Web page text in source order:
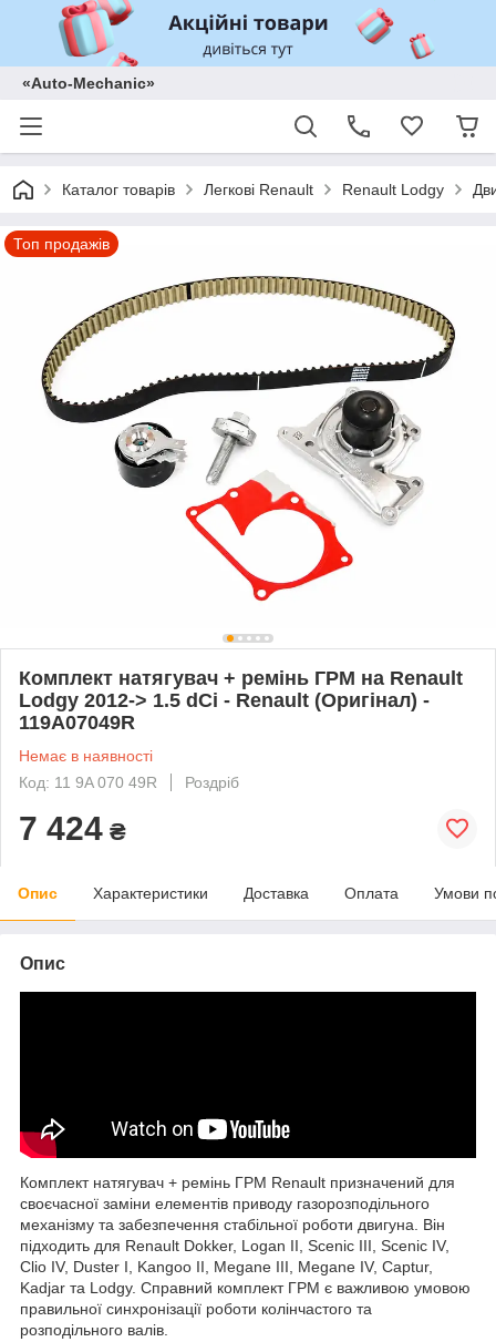
«Auto-Mechanic»
Каталог товарів Легкові Renault Renault Lodgy
Топ продажів
Комплект натягувач + ремінь ГРМ на Renault
Lodgy 2012-> 1.5 dCi - Renault (Оригінал) -
119A07049R
Немає в наявності
Код: 11 9A 070 49R
Роздріб
7 424 ₴
Опис Характеристики Доставка Оплата Умови
Опис
Комплект натягувач + ремінь ГРМ Renault призначений для
своєчасної заміни елементів приводу газорозподільного
механізму та забезпечення стабільної роботи двигуна. Він
підходить для Renault Dokker, Logan II, Scenic III, Scenic IV,
Clio IV, Duster I, Kangoo II, Megane III, Megane IV, Captur,
Kadjar та Lodgy. Справний комплект ГРМ є важливою умовою
правильної синхронізації роботи колінчастого та
розподільного валів.